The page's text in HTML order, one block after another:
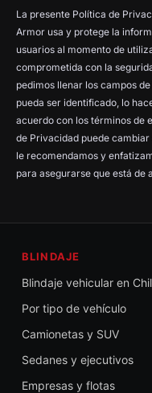
La presente Política de
Armor usa y protege la
usuarios al momento de
comprometida con la
pedimos llenar los campos
pueda ser identificado, lo
acuerdo con los términos de
de Privacidad puede
le recomendamos y
para asegurarse que está de
BLINDAJE
Blindaje vehicular en
Por tipo de vehículo
Camionetas y SUV
Sedanes y ejecutivos
Empresas y flotas